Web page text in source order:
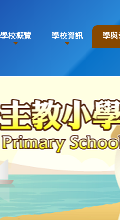
學校概覽 學校資訊 學與